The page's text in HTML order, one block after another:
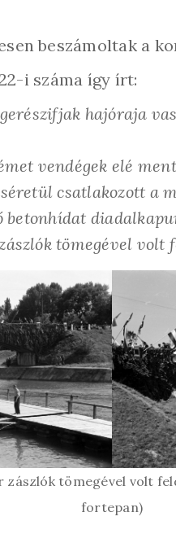
beszámoltak a
i száma így írt:
hajóraja
vendégek elé
csatlakozott a
tömegével volt
zászlók tömegével volt
fortepan)